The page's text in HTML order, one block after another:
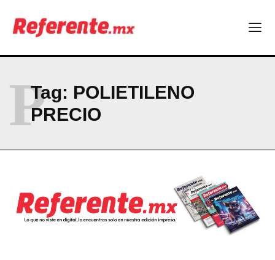
Más escuelas renovadas: fortalecen espacios para el regreso
a clases
Company
ABOUT
PRIVACY POLICY
NEWSLETTER
Tag: POLIETILENO
PRECIO
P